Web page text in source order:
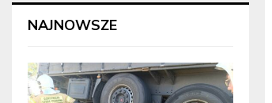
NAJNOWSZE